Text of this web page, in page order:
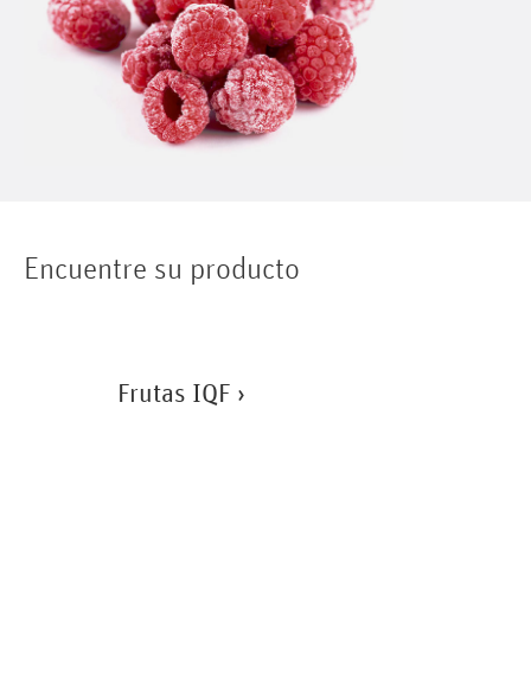
Encuentre su producto​
Frutas IQF ›